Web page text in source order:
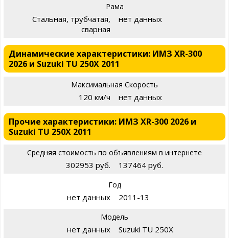
Рама
Стальная, трубчатая,
сварная
нет данных
Динамические характеристики: ИМЗ XR-300
2026 и Suzuki TU 250X 2011
Максимальная Скорость
120 км/ч нет данных
Прочие характеристики: ИМЗ XR-300 2026 и
Suzuki TU 250X 2011
Средняя стоимость по объявлениям в интернете
302953 руб. 137464 руб.
Год
нет данных 2011-13
Модель
нет данных Suzuki TU 250X